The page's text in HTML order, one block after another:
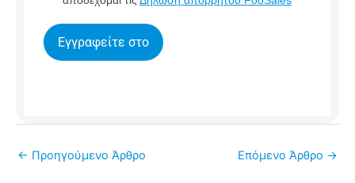
Εγγραφείτε στο
← Προηγούμενο Άρθρο Επόμενο Άρθρο →